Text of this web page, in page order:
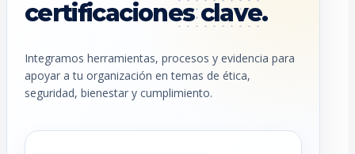
certificaciones clave.
Integramos herramientas, procesos y evidencia para
apoyar a tu organización en temas de ética,
seguridad, bienestar y cumplimiento.